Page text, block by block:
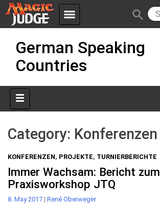
menu
JudgeApps
Policies
search
content
German Speaking
Countries
Category: Konferenzen
KONFERENZEN, PROJEKTE, TURNIERBERICHTE
Immer Wachsam: Bericht zum
Praxisworkshop JTQ
8. May 2017 | René Oberweger